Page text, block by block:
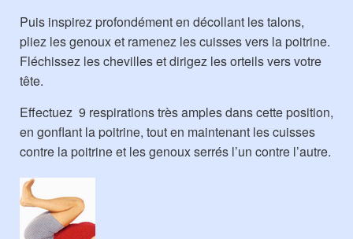
Puis inspirez profondément en décollant les talons,
pliez les genoux et ramenez les cuisses vers la poitrine.
Fléchissez les chevilles et dirigez les orteils vers votre
tête.
Effectuez 9 respirations très amples dans cette position,
en gonflant la poitrine, tout en maintenant les cuisses
contre la poitrine et les genoux serrés l’un contre l’autre.